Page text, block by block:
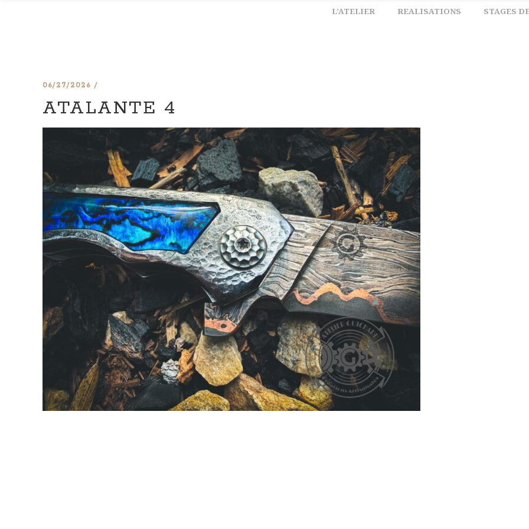
L’ATELIER REALISATIONS STAGES
06/27/2026
ATALANTE 4